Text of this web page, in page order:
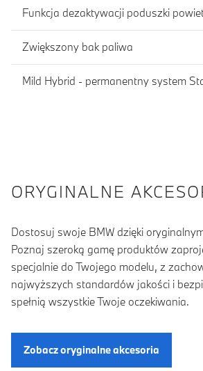
Funkcja dezaktywacji poduszki
Zwiększony bak paliwa
Mild Hybrid - permanentny system
ORYGINALNE
Dostosuj swoje BMW dzięki
Poznaj szeroką gamę produktów
specjalnie do Twojego modelu, z
najwyższych standardów jakości i
spełnią wszystkie Twoje oczekiwania.
Zobacz oryginalne akcesoria